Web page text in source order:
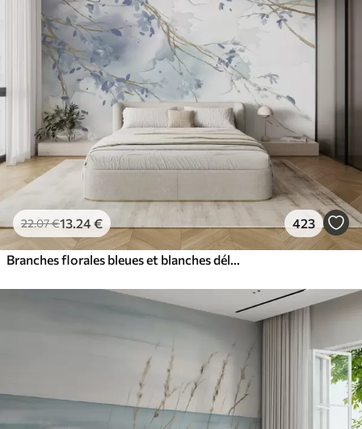
22.07€13 .24€ 423